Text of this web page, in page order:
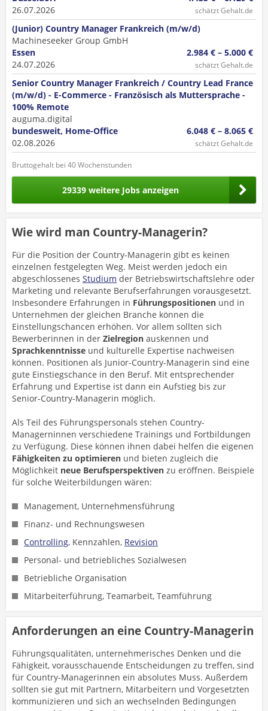
26.07.2026
schätzt Gehalt.de
(Junior) Country Manager Frankreich (m/w/d)
Machineseeker Group GmbH
Essen
24.07.2026
2.984 € – 5.000 €
schätzt Gehalt.de
Senior Country Manager Frankreich / Country Lead France
(m/w/d) - E-Commerce - Französisch als Muttersprache -
100% Remote
auguma.digital
bundesweit, Home-Office
02.08.2026
6.048 € – 8.065 €
schätzt Gehalt.de
Bruttogehalt bei 40 Wochenstunden
29339 weitere Jobs anzeigen
Wie wird man Country-Managerin?
Für die Position der Country-Managerin gibt es keinen
einzelnen festgelegten Weg. Meist werden jedoch ein
abgeschlossenes Studium der Betriebswirtschaftslehre oder
Marketing und relevante Berufserfahrungen vorausgesetzt.
Insbesondere Erfahrungen in Führungspositionen und in
Unternehmen der gleichen Branche können die
Einstellungschancen erhöhen. Vor allem sollten sich
Bewerberinnen in der Zielregion auskennen und
Sprachkenntnisse und kulturelle Expertise nachweisen
können. Positionen als Junior-Country-Managerin sind eine
gute Einstiegschance in den Beruf. Mit entsprechender
Erfahrung und Expertise ist dann ein Aufstieg bis zur
Senior-Country-Managerin möglich.
Als Teil des Führungspersonals stehen Country-
Managerninnen verschiedene Trainings und Fortbildungen
zu Verfügung. Diese können ihnen dabei helfen die eigenen
Fähigkeiten zu optimieren und bieten zugleich die
Möglichkeit neue Berufsperspektiven zu eröffnen. Beispiele
für solche Weiterbildungen wären:
Management, Unternehmensführung
Finanz- und Rechnungswesen
Controlling, Kennzahlen, Revision
Personal- und betriebliches Sozialwesen
Betriebliche Organisation
Mitarbeiterführung, Teamarbeit, Teamführung
Anforderungen an eine Country-Managerin
Führungsqualitäten, unternehmerisches Denken und die
Fähigkeit, vorausschauende Entscheidungen zu treffen, sind
für Country-Managerinnen ein absolutes Muss. Außerdem
sollten sie gut mit Partnern, Mitarbeitern und Vorgesetzten
kommunizieren und sich an wechselnden Bedingungen